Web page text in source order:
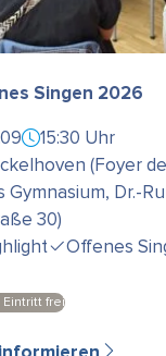
Singen 2026
15:30 Uhr
(Foyer
Gymnasium, Dr.-
30)
Offenes
Eintritt frei